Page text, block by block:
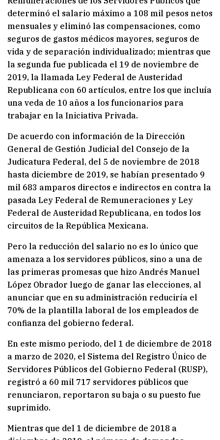
determinó el salario máximo a 108 mil pesos netos
mensuales y eliminó las compensaciones, como
seguros de gastos médicos mayores, seguros de
vida y de separación individualizado; mientras que
la segunda fue publicada el 19 de noviembre de
2019, la llamada Ley Federal de Austeridad
Republicana con 60 artículos, entre los que incluía
una veda de 10 años a los funcionarios para
trabajar en la Iniciativa Privada.
De acuerdo con información de la Dirección
General de Gestión Judicial del Consejo de la
Judicatura Federal, del 5 de noviembre de 2018
hasta diciembre de 2019, se habían presentado 9
mil 683 amparos directos e indirectos en contra la
pasada Ley Federal de Remuneraciones y Ley
Federal de Austeridad Republicana, en todos los
circuitos de la República Mexicana.
Pero la reducción del salario no es lo único que
amenaza a los servidores públicos, sino a una de
las primeras promesas que hizo Andrés Manuel
López Obrador luego de ganar las elecciones, al
anunciar que en su administración reduciría el
70% de la plantilla laboral de los empleados de
confianza del gobierno federal.
En este mismo periodo, del 1 de diciembre de 2018
a marzo de 2020, el Sistema del Registro Único de
Servidores Públicos del Gobierno Federal (RUSP),
registró a 60 mil 717 servidores públicos que
renunciaron, reportaron su baja o su puesto fue
suprimido.
Mientras que del 1 de diciembre de 2018 a